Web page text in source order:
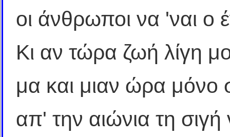
οι άνθρωποι να 'ναι ο
Κι αν τώρα ζωή λίγη
μα και μιαν ώρα μόνο
απ' την αιώνια τη σιγή